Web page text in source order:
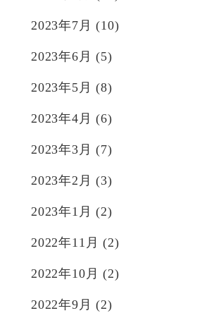
2023年7月 (10)
2023年6月 (5)
2023年5月 (8)
2023年4月 (6)
2023年3月 (7)
2023年2月 (3)
2023年1月 (2)
2022年11月 (2)
2022年10月 (2)
2022年9月 (2)